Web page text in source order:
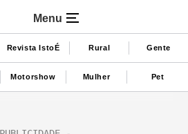
Menu
Revista IstoÉ Rural Gente
Motorshow Mulher Pet